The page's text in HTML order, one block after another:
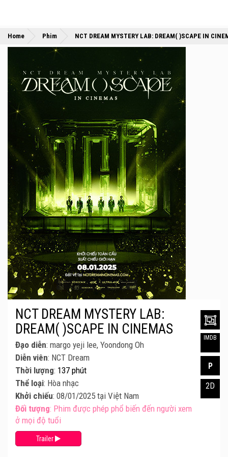
Home Phim NCT DREAM MYSTERY LAB: DREAM( )SCAPE IN
NCT DREAM MYSTERY LAB:
DREAM( )SCAPE IN CINEMAS
Đạo diễn: margo yeji lee, Yoondong Oh
Diễn viên: NCT Dream
Thời lượng: 137 phút
Thể loại: Hòa nhạc
Khởi chiếu: 08/01/2025 tại Việt Nam
Đối tượng: Phim được phép phổ biến đến người xem
ở mọi độ tuổi
Trailer
IMDB
P
2D